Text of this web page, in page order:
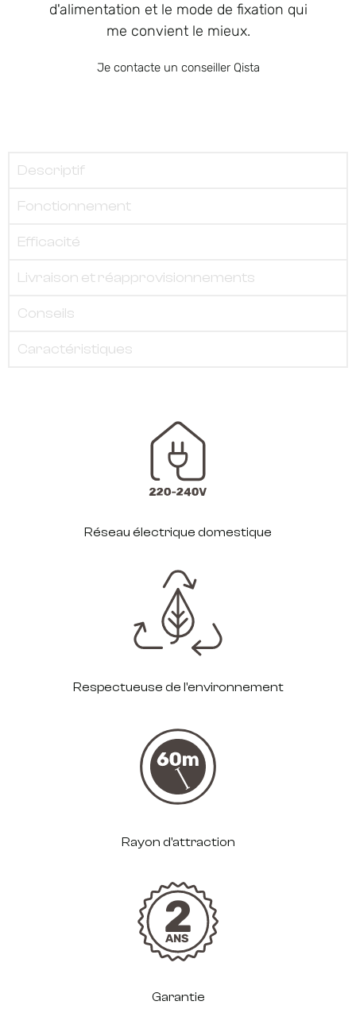
d'alimentation et le mode de fixation qui
me convient le mieux.
Je contacte un conseiller Qista
Descriptif
Fonctionnement
Efficacité
Livraison et réapprovisionnements
Conseils
Caractéristiques
Réseau électrique domestique
Respectueuse de l'environnement
Rayon d'attraction
2
ANS
Garantie